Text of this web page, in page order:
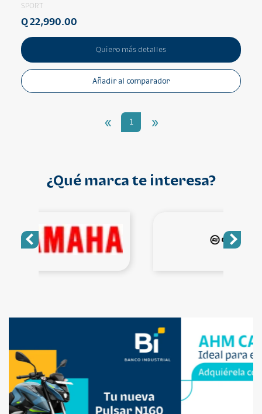
SPORT
Q 22,990.00
Quiero más detalles
Añadir al comparador
« 1 »
¿Qué marca te interesa?